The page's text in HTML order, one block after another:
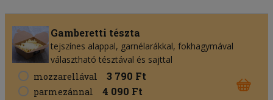
Gamberetti tészta
tejszínes alappal, garnélarákkal, fokhagymával
választható tésztával és sajttal
mozzarellával
3 790 Ft
parmezánnal 4 090 Ft